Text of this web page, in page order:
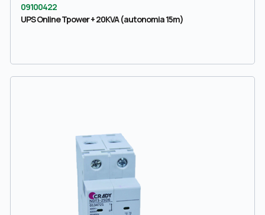
09100422
UPS Online Tpower + 20KVA (autonomia 15m)